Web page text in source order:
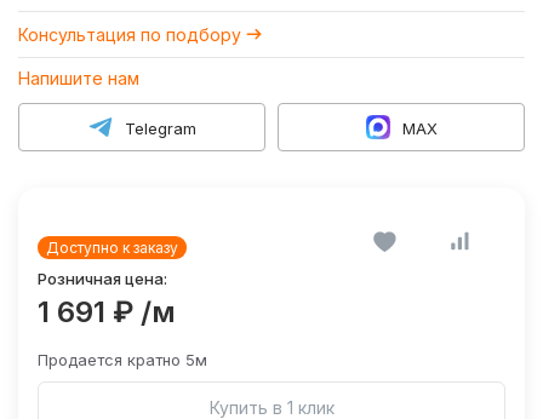
Консультация по подбору
Напишите нам
Telegram MAX
Доступно к заказу
Розничная цена:
1 691 ₽ /м
Продается кратно 5м
Купить в 1 клик